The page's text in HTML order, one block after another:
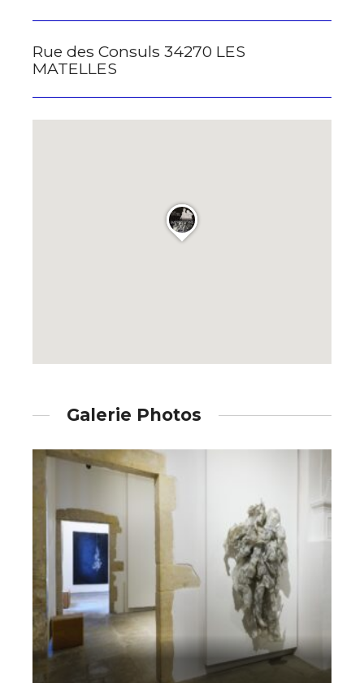
Rue des Consuls 34270 LES
MATELLES
Galerie Photos